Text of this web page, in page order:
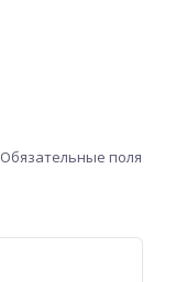
Обязательные поля